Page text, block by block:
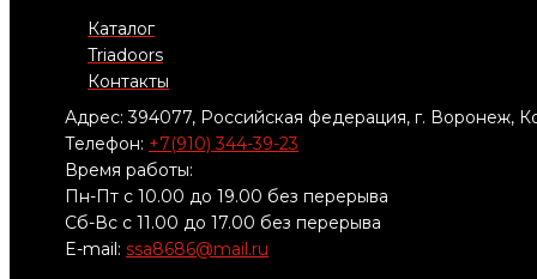
Каталог
Triadoors
Контакты
Адрес: 394077, Российская федерация, г. Воронеж,
Телефон: +7(910) 344-39-23
Время работы:
Пн-Пт с 10.00 до 19.00 без перерыва
Сб-Вс с 11.00 до 17.00 без перерыва
E-mail: ssa8686@mail.ru